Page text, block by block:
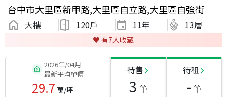
台中市大里區新甲路,大里區自立路,大里區自強街
大樓 120戶 11年 13層
♥️ 有7人收藏
2026年/04月
最新平均單價
29.7 萬/坪
待售
3 筆
待租
- 筆